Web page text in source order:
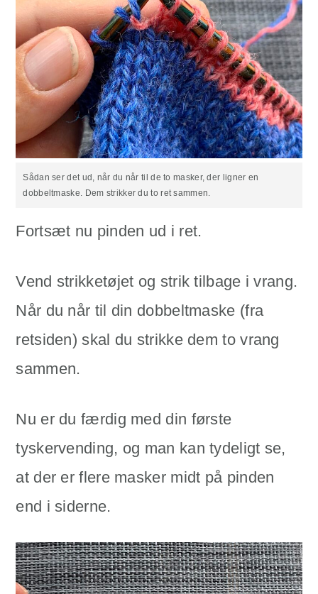
Sådan ser det ud, når du når til de to masker, der ligner en
dobbeltmaske. Dem strikker du to ret sammen.
Fortsæt nu pinden ud i ret.
Vend strikketøjet og strik tilbage i vrang.
Når du når til din dobbeltmaske (fra
retsiden) skal du strikke dem to vrang
sammen.
Nu er du færdig med din første
tyskervending, og man kan tydeligt se,
at der er flere masker midt på pinden
end i siderne.